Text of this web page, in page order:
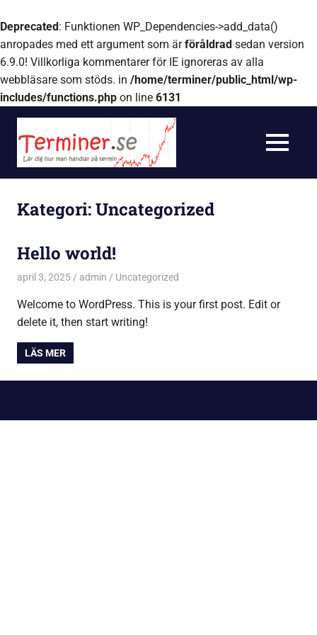
Deprecated: Funktionen WP_Dependencies->add_data()
anropades med ett argument som ärföråldrad sedan version
6.9.0! Villkorliga kommentarer för IE ignoreras av alla
webbläsare som stöds. in /home/terminer/public_html/wp-
includes/functions.php on line 6131
Hoppa
innehåll
Terminer.se
Blog
MENY
Kategori:Uncategorized
Hello world!
april 3, 2025 admin Uncategorized
Welcome to WordPress. This is your first post. Edit or
delete it, then start writing!
LÄS MER